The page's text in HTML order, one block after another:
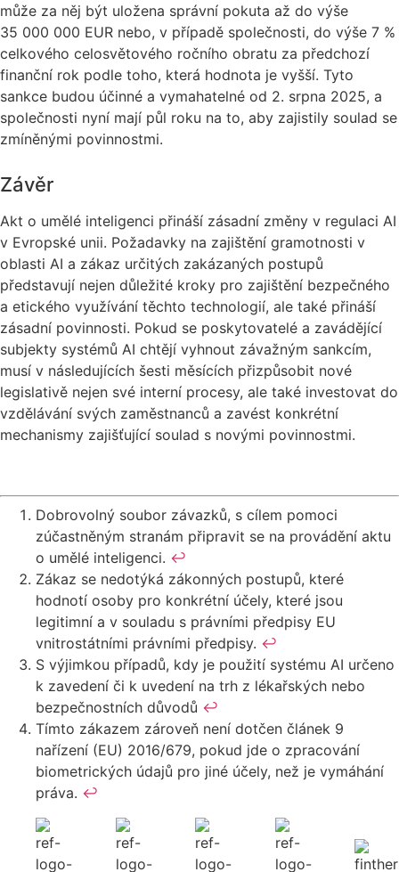
může za něj být uložena správní pokuta až do výše
35 000 000 EUR nebo, v případě společnosti, do výše 7 %
celkového celosvětového ročního obratu za předchozí
finanční rok podle toho, která hodnota je vyšší. Tyto
sankce budou účinné a vymahatelné od 2. srpna 2025, a
společnosti nyní mají půl roku na to, aby zajistily soulad se
zmíněnými povinnostmi.
Závěr
Akt o umělé inteligenci přináší zásadní změny v regulaci AI
v Evropské unii. Požadavky na zajištění gramotnosti v
oblasti AI a zákaz určitých zakázaných postupů
představují nejen důležité kroky pro zajištění bezpečného
a etického využívání těchto technologií, ale také přináší
zásadní povinnosti. Pokud se poskytovatelé a zavádějící
subjekty systémů AI chtějí vyhnout závažným sankcím,
musí v následujících šesti měsících přizpůsobit nové
legislativě nejen své interní procesy, ale také investovat do
vzdělávání svých zaměstnanců a zavést konkrétní
mechanismy zajišťující soulad s novými povinnostmi.
Dobrovolný soubor závazků, s cílem pomoci
zúčastněným stranám připravit se na provádění aktu
o umělé inteligenci. ↩︎
Zákaz se nedotýká zákonných postupů, které
hodnotí osoby pro konkrétní účely, které jsou
legitimní a v souladu s právními předpisy EU
vnitrostátními právními předpisy. ↩︎
S výjimkou případů, kdy je použití systému AI určeno
k zavedení či k uvedení na trh z lékařských nebo
bezpečnostních důvodů ↩︎
Tímto zákazem zároveň není dotčen článek 9
nařízení (EU) 2016/679, pokud jde o zpracování
biometrických údajů pro jiné účely, než je vymáhání
práva. ↩︎